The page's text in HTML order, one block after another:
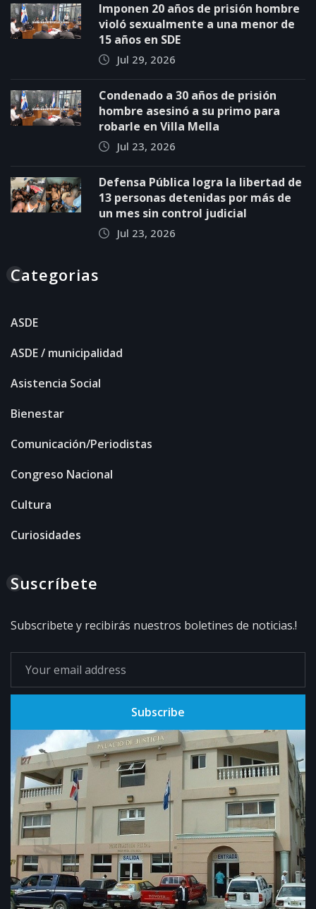
Imponen 20 años de prisión hombre
violó sexualmente a una menor de
15 años en SDE
Jul 29, 2026
Condenado a 30 años de prisión
hombre asesinó a su primo para
robarle en Villa Mella
Jul 23, 2026
Defensa Pública logra la libertad de
13 personas detenidas por más de
un mes sin control judicial
Jul 23, 2026
Categorias
ASDE
ASDE / municipalidad
Asistencia Social
Bienestar
Comunicación/Periodistas
Congreso Nacional
Cultura
Curiosidades
Suscríbete
Subscribete y recibirás nuestros boletines de noticias.!
Subscribe